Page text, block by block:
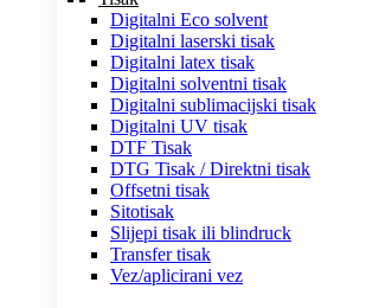
Digitalni Eco solvent
Digitalni laserski tisak
Digitalni latex tisak
Digitalni solventni tisak
Digitalni sublimacijski tisak
Digitalni UV tisak
DTF Tisak
DTG Tisak / Direktni tisak
Offsetni tisak
Sitotisak
Slijepi tisak ili blindruck
Transfer tisak
Vez/aplicirani vez